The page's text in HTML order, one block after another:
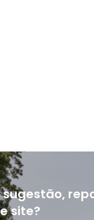
site?